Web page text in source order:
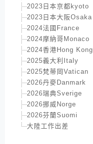
2023日本京都kyoto
2023日本大阪Osaka
2024法國France
2024摩納哥Monaco
2024香港Hong Kong
2025義大利Italy
2025梵蒂岡Vatican
2026丹麥Danmark
2026瑞典Sverige
2026挪威Norge
2026芬蘭Suomi
大陸工作出差